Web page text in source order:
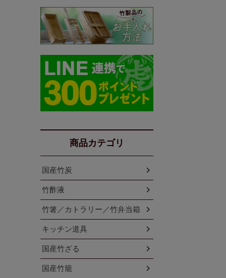
商品カテゴリ
国産竹炭
竹酢液
竹箸／カトラリー／竹弁当箱
キッチン道具
国産竹ざる
国産竹籠